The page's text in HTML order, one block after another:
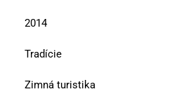
2014
Tradície
Zimná turistika